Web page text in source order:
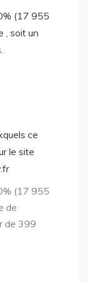
(17 955
, soit un
ce
le site
(17 955
de
de 399